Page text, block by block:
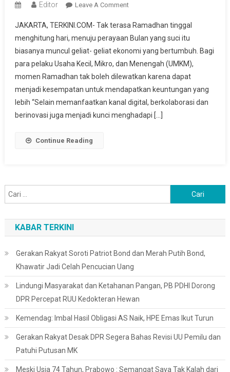
Editor Leave A CommentOn
Tips
Bagi
UMKM
Buat
Dagangan
Laris
Manis
Di
JAKARTA, TERKINI.COM- Tak terasa Ramadhan tinggal
menghitung hari, menuju perayaan Bulan yang suci itu
biasanya muncul geliat- geliat ekonomi yang bertumbuh. Bagi
para pelaku Usaha Kecil, Mikro, dan Menengah (UMKM),
momen Ramadhan tak boleh dilewatkan karena dapat
menjadi kesempatan untuk mendapatkan keuntungan yang
lebih “Selain memanfaatkan kanal digital, berkolaborasi dan
berinovasi juga menjadi kunci menghadapi […]
Continue Reading
untuk:
KABAR TERKINI
Gerakan Rakyat Soroti Patriot Bond dan Merah Putih Bond,
Khawatir Jadi Celah Pencucian Uang
Lindungi Masyarakat dan Ketahanan Pangan, PB PDHI Dorong
DPR Percepat RUU Kedokteran Hewan
Kemendag: Imbal Hasil Obligasi AS Naik, HPE Emas Ikut Turun
Gerakan Rakyat Desak DPR Segera Bahas Revisi UU Pemilu dan
Patuhi Putusan MK
Meski Usia 74 Tahun, Prabowo : Semangat Saya Tak Kalah dari